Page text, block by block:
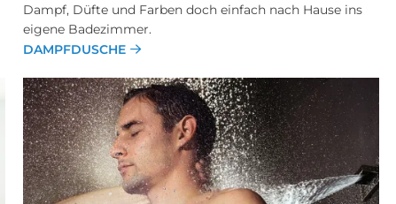
Dampf, Düfte und Farben doch einfach nach Hause ins
eigene Badezimmer.
DAMPFDUSCHE